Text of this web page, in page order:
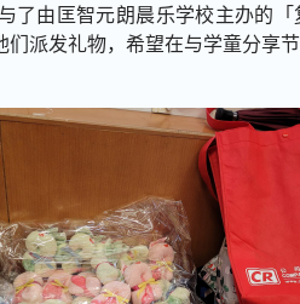
了由匡智元朗晨乐学校主办的
派发礼物，希望在与学童分享